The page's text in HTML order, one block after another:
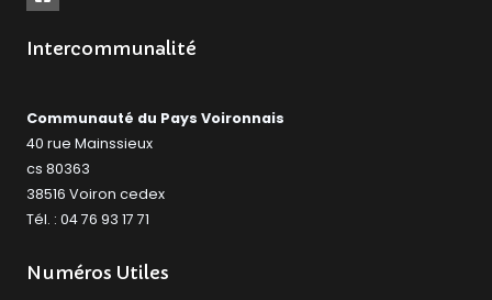
Intercommunalité
Communauté du Pays Voironnais
40 rue Mainssieux
cs 80363
38516 Voiron cedex
Tél. : 04 76 93 17 71
Numéros Utiles